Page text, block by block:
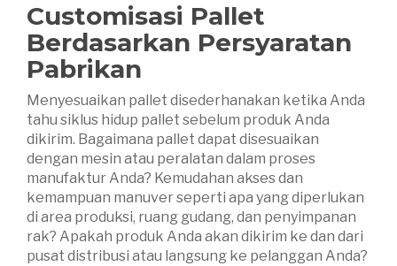
Customisasi Pallet
Berdasarkan Persyaratan
Pabrikan
Menyesuaikan pallet disederhanakan ketika Anda
tahu siklus hidup pallet sebelum produk Anda
dikirim. Bagaimana pallet dapat disesuaikan
dengan mesin atau peralatan dalam proses
manufaktur Anda? Kemudahan akses dan
kemampuan manuver seperti apa yang diperlukan
di area produksi, ruang gudang, dan penyimpanan
rak? Apakah produk Anda akan dikirim ke dan dari
pusat distribusi atau langsung ke pelanggan Anda?